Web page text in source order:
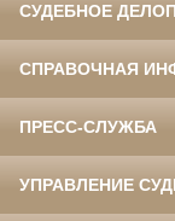
СУДЕБНОЕ
СПРАВОЧНАЯ
ПРЕСС-СЛУЖБА
УПРАВЛЕНИЕ